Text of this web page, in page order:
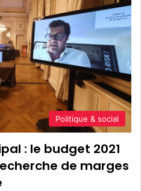
Politique & social
: le budget 2021
de marges